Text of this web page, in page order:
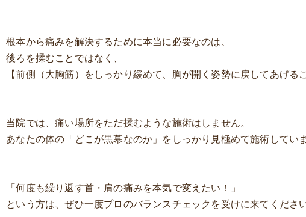
根本から痛みを解決するために本当に必要なのは、
後ろを揉むことではなく、
【前側（大胸筋）をしっかり緩めて、胸が開く姿勢に戻してあげる
当院では、痛い場所をただ揉むような施術はしません。
あなたの体の「どこが黒幕なのか」をしっかり見極めて施術していま
「何度も繰り返す首・肩の痛みを本気で変えたい！」
という方は、ぜひ一度プロのバランスチェックを受けに来てください